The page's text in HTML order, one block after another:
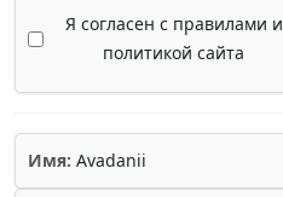
Я согласен с правилами и
политикой сайта
Имя: Avadanii